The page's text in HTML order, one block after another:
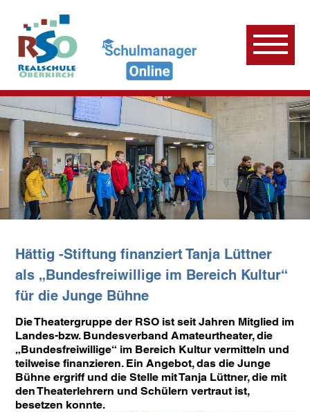
Hättig -Stiftung finanziert Tanja Lüttner
als „Bundesfreiwillige im Bereich Kultur“
für die Junge Bühne
Die Theatergruppe der RSO ist seit Jahren Mitglied im
Landes-bzw. Bundesverband Amateurtheater, die
„Bundesfreiwillige“ im Bereich Kultur vermitteln und
teilweise finanzieren. Ein Angebot, das die Junge
Bühne ergriff und die Stelle mit Tanja Lüttner, die mit
den Theaterlehrern und Schülern vertraut ist,
besetzen konnte.